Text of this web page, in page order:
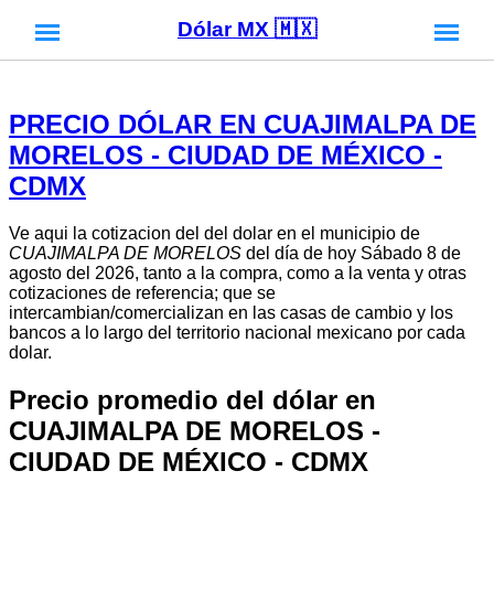
Dólar MX 🇲🇽
PRECIO DÓLAR EN CUAJIMALPA DE
MORELOS - CIUDAD DE MÉXICO -
CDMX
Ve aqui la cotizacion del del dolar en el municipio de
CUAJIMALPA DE MORELOS del día de hoy Sábado 8 de
agosto del 2026, tanto a la compra, como a la venta y otras
cotizaciones de referencia; que se
intercambian/comercializan en las casas de cambio y los
bancos a lo largo del territorio nacional mexicano por cada
dolar.
Precio promedio del dólar en
CUAJIMALPA DE MORELOS -
CIUDAD DE MÉXICO - CDMX